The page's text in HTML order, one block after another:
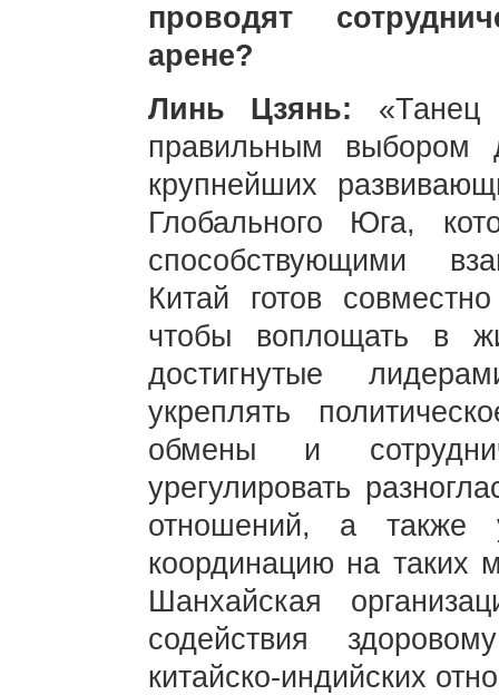
проводят
арене?
Линь Цзянь:
правильным
крупнейших
Глобального Юга,
способствующими
Китай готов
чтобы воплощать в
достигнутые
укреплять
обмены и
урегулировать
отношений, а также
координацию на таких
Шанхайская
содействия
китайско-индийских